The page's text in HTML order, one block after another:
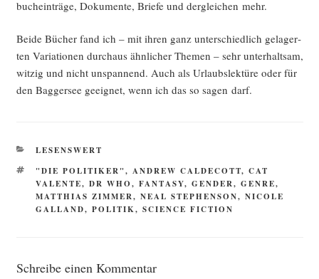
buch­ein­trä­ge, Doku­men­te, Brie­fe und der­glei­chen mehr.
Bei­de Bücher fand ich – mit ihren ganz unter­schied­lich gela­ger­
ten Varia­tio­nen durch­aus ähn­li­cher The­men – sehr unter­halt­sam,
wit­zig und nicht unspan­nend. Auch als Urlaubs­lek­tü­re oder für
den Bag­ger­see geeig­net, wenn ich das so sagen darf.
KATEGORIEN
LESENSWERT
SCHLAGWÖRTER
"DIE POLITIKER", ANDREW CALDECOTT, CAT
VALENTE, DR WHO, FANTASY, GENDER, GENRE,
MATTHIAS ZIMMER, NEAL STEPHENSON, NICOLE
GALLAND, POLITIK, SCIENCE FICTION
Schreibe einen Kommentar